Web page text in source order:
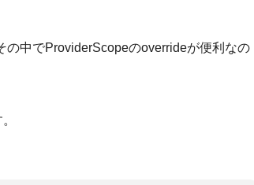
中でProviderScopeのoverrideが便利なの